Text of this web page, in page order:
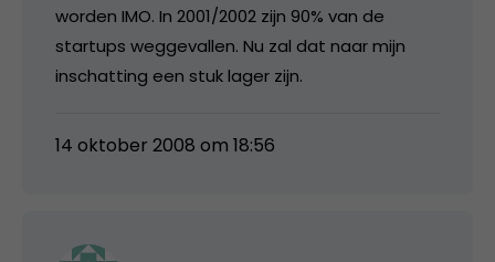
worden IMO. In 2001/2002 zijn 90% van de
startups weggevallen. Nu zal dat naar mijn
inschatting een stuk lager zijn.
14 oktober 2008 om 18:56